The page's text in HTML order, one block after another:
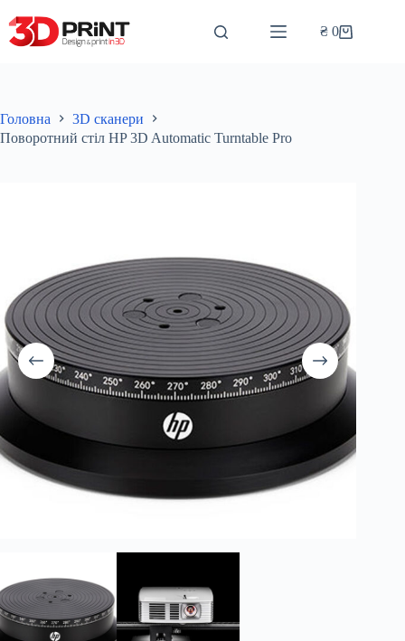
до
вмісту
Кошик
₴ 0
Головна
3D сканери
Поворотний стіл HP 3D Automatic Turntable Pro